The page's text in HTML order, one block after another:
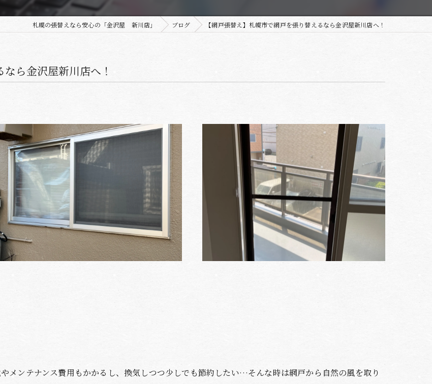
札幌の張替えなら安心の「金沢屋 新川店」 ブログ 【網戸張替え】札幌市で網戸を張り替えるなら金沢屋新川店へ！
ら金沢屋新川店へ！
メンテナンス費用もかかるし、換気しつつ少しでも節約したい…そんな時は網戸から自然の風を取り